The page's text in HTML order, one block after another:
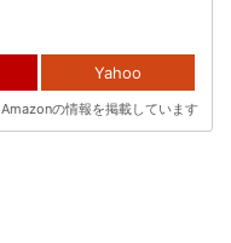
Yahoo
Amazonの情報を掲載しています